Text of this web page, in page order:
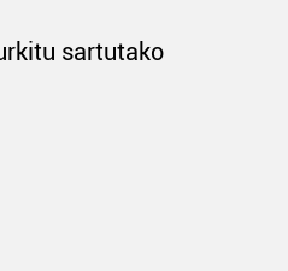
sartutako